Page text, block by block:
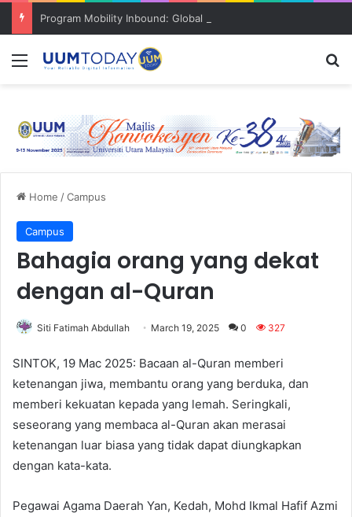
Menu
Home /Campus
Campus
Bahagia orang yang dekat
dengan al-Quran
Siti Fatimah Abdullah March 19, 2025 0 327
SINTOK, 19 Mac 2025: Bacaan al-Quran memberi
ketenangan jiwa, membantu orang yang berduka, dan
memberi kekuatan kepada yang lemah. Seringkali,
seseorang yang membaca al-Quran akan merasai
ketenangan luar biasa yang tidak dapat diungkapkan
dengan kata-kata.
Pegawai Agama Daerah Yan, Kedah, Mohd Ikmal Hafif Azmi